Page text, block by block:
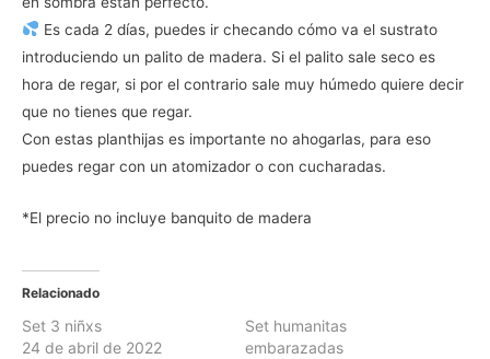
Es cada 2 días, puedes ir checando cómo va el sustrato
introduciendo un palito de madera. Si el palito sale seco es
hora de regar, si por el contrario sale muy húmedo quiere decir
que no tienes que regar.
Con estas planthijas es importante no ahogarlas, para eso
puedes regar con un atomizador o con cucharadas.
*El precio no incluye banquito de madera
Relacionado
Set 3 niñxs
24 de abril de 2022
Set humanitas
embarazadas